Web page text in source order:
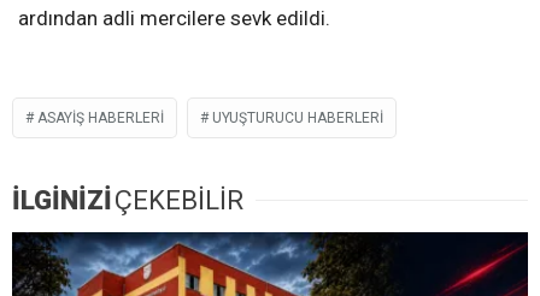
ardından adli mercilere sevk edildi.
ASAYIŞ HABERLERI UYUŞTURUCU HABERLERI
İLGİNİZİ ÇEKEBİLİR